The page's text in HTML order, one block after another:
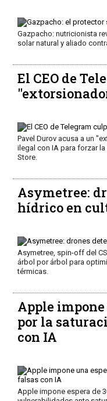
Gazpacho: nutricionista
solar natural y aliado
El CEO de
Pavel Durov acusa a un
ilegal con IA para forzar
Store.
Asymetree:
hídrico en
Asymetree, spin-off del
árbol por árbol para
térmicas.
Apple impone
por la
con IA
Apple impone espera de